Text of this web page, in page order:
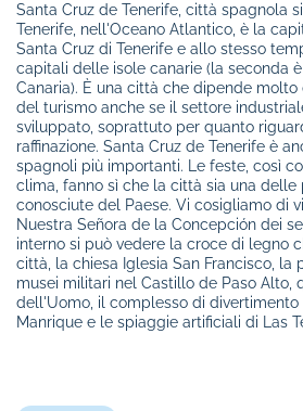
Santa Cruz de Tenerife, città spagnola
Tenerife, nell'Oceano Atlantico, è la
Santa Cruz di Tenerife e allo stesso
capitali delle isole canarie (la seconda
Canaria). È una città che dipende
del turismo anche se il settore
sviluppato, soprattuto per quanto
raffinazione. Santa Cruz de Tenerife è
spagnoli più importanti. Le feste, così
clima, fanno sì che la città sia una delle
conosciute del Paese. Vi cosigliamo di
Nuestra Señora de la Concepción dei
interno si può vedere la croce di legno
città, la chiesa Iglesia San Francisco, la
musei militari nel Castillo de Paso Alto,
dell'Uomo, il complesso di divertimento
Manrique e le spiaggie artificiali di Las